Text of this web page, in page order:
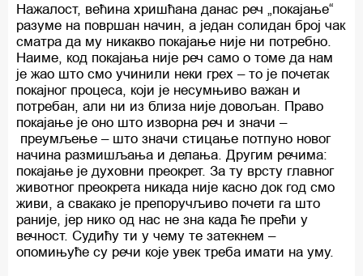
Нажалост, већина хришћана данас реч „покајање“
разуме на површан начин, а један солидан број чак
сматра да му никакво покајање није ни потребно.
Наиме, код покајања није реч само о томе да нам
је жао што смо учинили неки грех – то је почетак
покајног процеса, који је несумњиво важан и
потребан, али ни из близа није довољан. Право
покајање је оно што изворна реч и значи –
преумљење – што значи стицање потпуно новог
начина размишљања и делања. Другим речима:
покајање је духовни преокрет. За ту врсту главног
животног преокрета никада није касно док год смо
живи, а свакако је препоручљиво почети га што
раније, јер нико од нас не зна када ће прећи у
вечност. Судићу ти у чему те затекнем –
опомињуће су речи које увек треба имати на уму.